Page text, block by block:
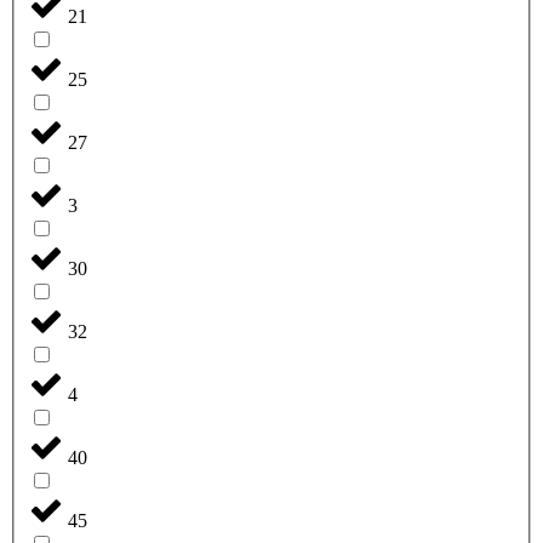
21
25
27
3
30
32
4
40
45